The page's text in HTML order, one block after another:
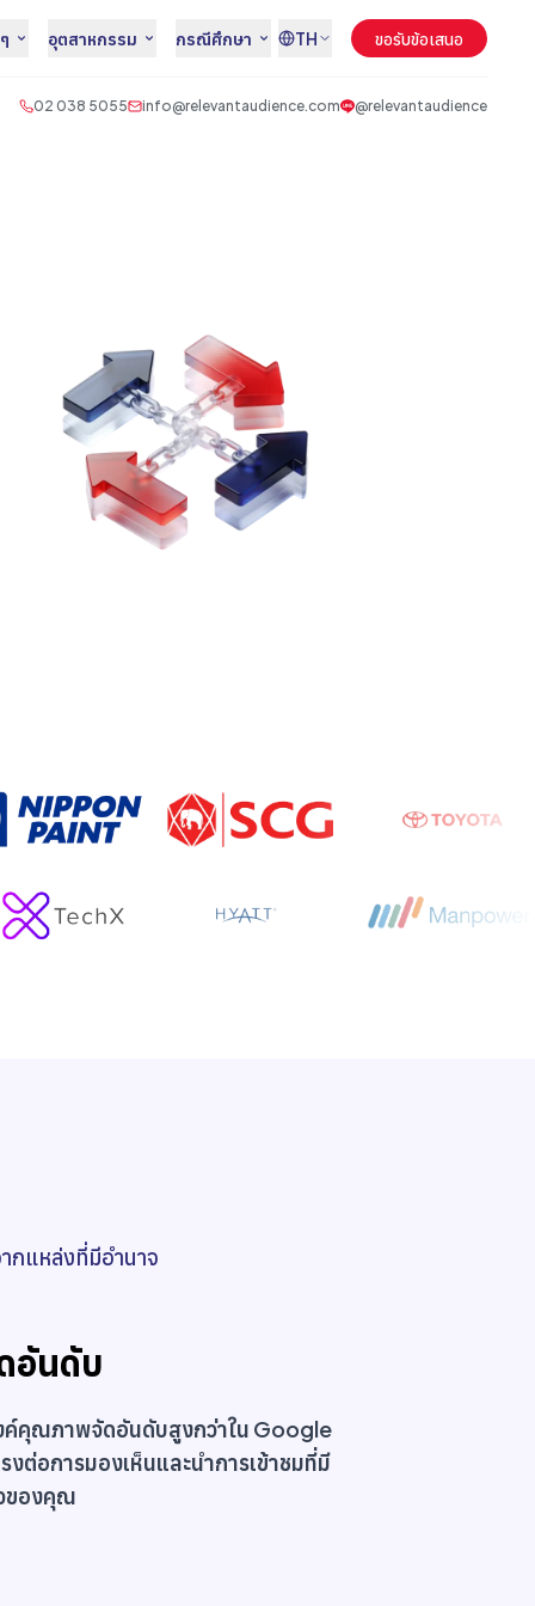
อุตสาหกรรม กรณีศึกษา TH ขอรับข้อเสนอ
02 038 5055 info@relevantaudience.com @relevantaudience
กแหล่งที่มีอำนาจ
อันดับ
ค์คุณภาพจัดอันดับสูงกว่าใน Google
ต่อการมองเห็นและนำการเข้าชมที่มี
ของคุณ